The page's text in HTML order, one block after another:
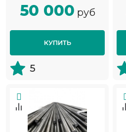
50 000 руб
КУПИТЬ
5